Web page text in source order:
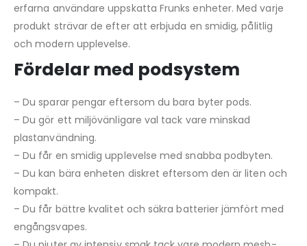
erfarna användare uppskatta Frunks enheter. Med varje
produkt strävar de efter att erbjuda en smidig, pålitlig
och modern upplevelse.
Fördelar med podsystem
– Du sparar pengar eftersom du bara byter pods.
– Du gör ett miljövänligare val tack vare minskad
plastanvändning.
– Du får en smidig upplevelse med snabba podbyten.
– Du kan bära enheten diskret eftersom den är liten och
kompakt.
– Du får bättre kvalitet och säkra batterier jämfört med
engångsvapes.